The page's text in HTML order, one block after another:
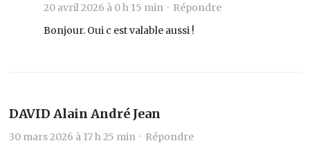
20 avril 2026 à 0 h 15 min · Répondre
Bonjour. Oui c est valable aussi !
DAVID Alain André Jean
30 mars 2026 à 17 h 25 min · Répondre